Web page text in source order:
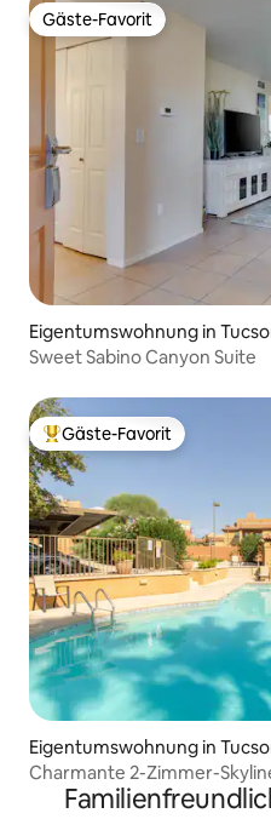
Gäste-Favorit
Gäste-Favorit
Eigentumswohnung in
Sweet Sabino Canyon Suite
Beliebter Gäste-Favorit.
Gäste-Favorit
Eigentumswohnung in
Charmante 2-Zimmer-